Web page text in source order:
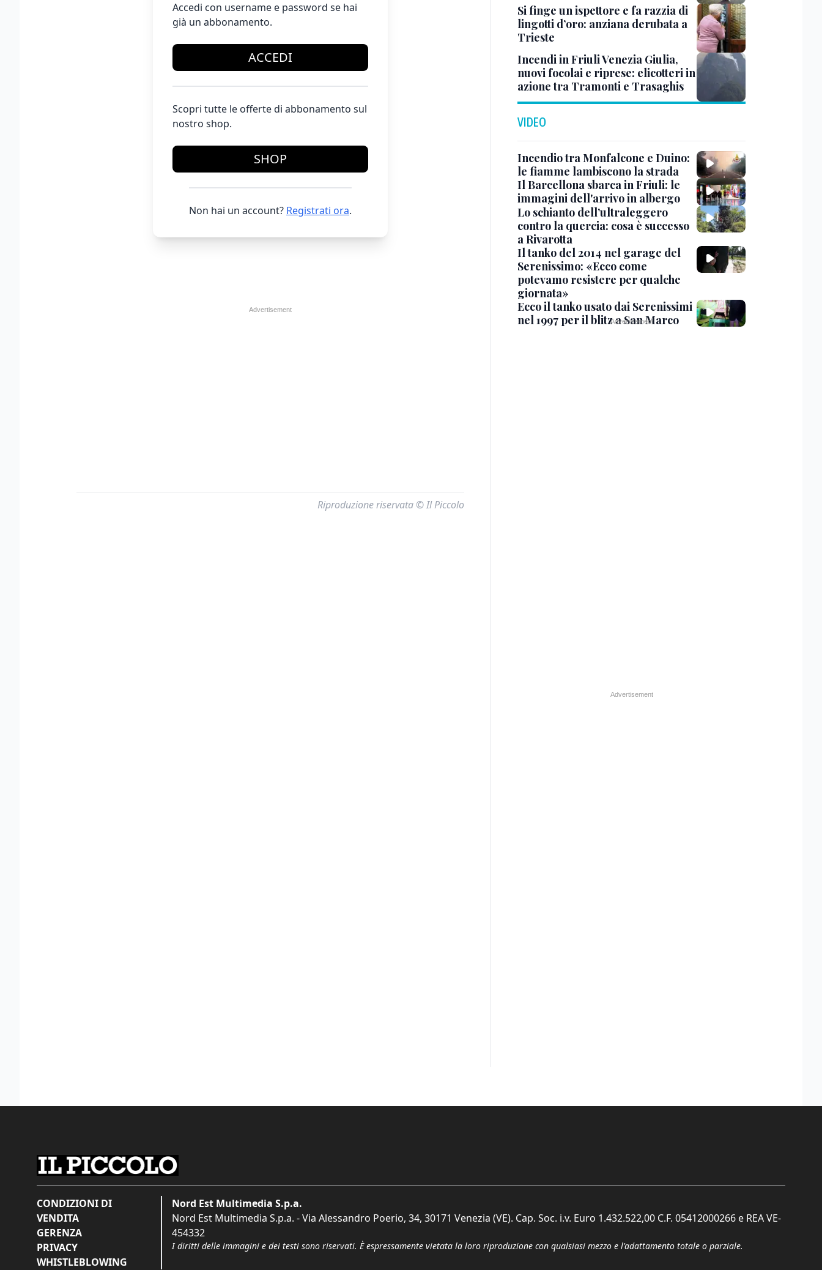
Accedi con username e password se hai
già un abbonamento.
ACCEDI
Scopri tutte le offerte di abbonamento sul
nostro shop.
SHOP
Non hai un account? Registrati ora.
Riproduzione riservata © Il Piccolo
Si finge un ispettore e fa razzia di
lingotti d’oro: anziana derubata a
Trieste
Incendi in Friuli Venezia Giulia,
nuovi focolai e riprese: elicotteri in
azione tra Tramonti e Trasaghis
VIDEO
Incendio tra Monfalcone e Duino:
le fiamme lambiscono la strada
Il Barcellona sbarca in Friuli: le
immagini dell'arrivo in albergo
Lo schianto dell’ultraleggero
contro la quercia: cosa è successo
a Rivarotta
Il tanko del 2014 nel garage del
Serenissimo: «Ecco come
potevamo resistere per qualche
giornata»
Ecco il tanko usato dai Serenissimi
nel 1997 per il blitz a San Marco
CONDIZIONI DI
VENDITA
GERENZA
PRIVACY
WHISTLEBLOWING
Nord Est Multimedia S.p.a.
Nord Est Multimedia S.p.a. - Via Alessandro Poerio, 34, 30171 Venezia (VE). Cap. Soc. i.v. Euro 1.432.522,00 C.F. 05412000266 e REA VE-
454332
I diritti delle immagini e dei testi sono riservati. È espressamente vietata la loro riproduzione con qualsiasi mezzo e l'adattamento totale o parziale.